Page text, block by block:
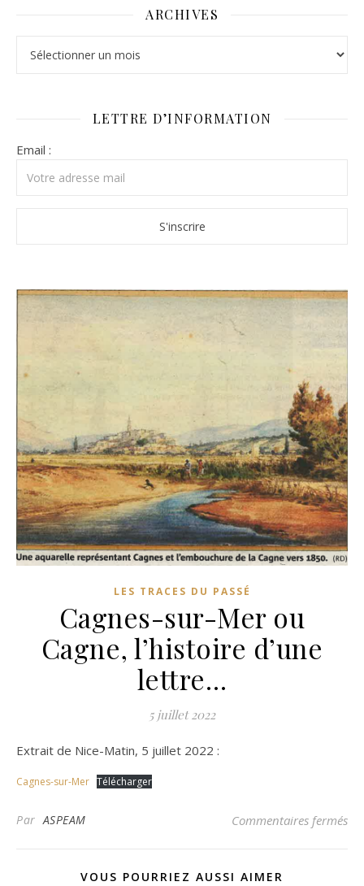
ARCHIVES
LETTRE D’INFORMATION
Email :
LES TRACES DU PASSÉ
Cagnes-sur-Mer ou
Cagne, l’histoire d’une
lettre…
5 juillet 2022
Extrait de Nice-Matin, 5 juillet 2022 :
Cagnes-sur-Mer Télécharger
ParASPEAM Commentaires fermés
VOUS POURRIEZ AUSSI AIMER